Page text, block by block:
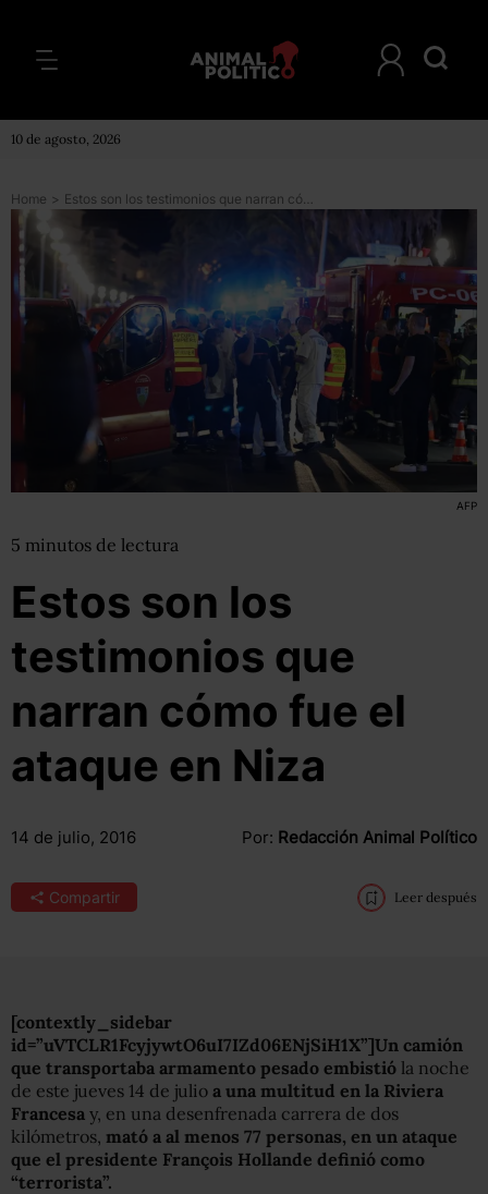
10 de agosto, 2026
Home > Estos son los testimonios que narran cómo fue el ataque en Niza
AFP
5 minutos de lectura
Estos son los
testimonios que
narran cómo fue el
ataque en Niza
14 de julio, 2016 Por: Redacción Animal Político
Compartir Leer después
[contextly_sidebar
id=”uVTCLR1FcyjywtO6uI7IZd06ENjSiH1X”]Un camión
que transportaba armamento pesado embistió la noche
de este jueves 14 de julio a una multitud en la Riviera
Francesa y, en una desenfrenada carrera de dos
kilómetros, mató a al menos 77 personas, en un ataque
que el presidente François Hollande definió como
“terrorista”.